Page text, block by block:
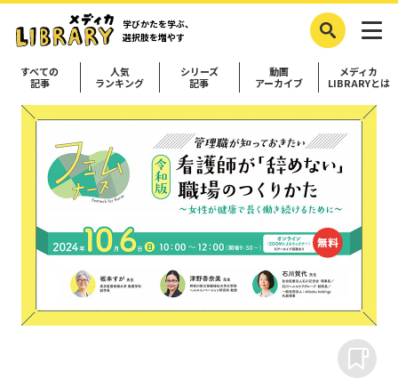
学びかたを学ぶ、
選択肢を増やす
すべての
記事
人気
ランキング
シリーズ
記事
動画
アーカイブ
メディカ
LIBRARYとは